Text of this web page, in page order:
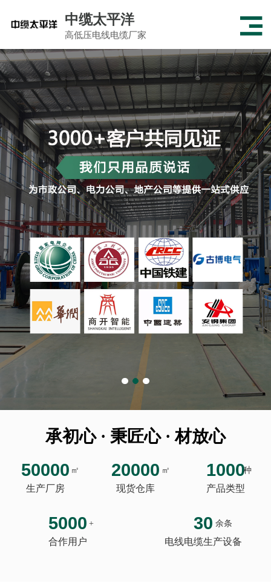
中缆太平洋
高低压电线电缆厂家
承初心 · 秉匠心 · 材放心
50000 ㎡
生产厂房
20000 ㎡
现货仓库
1000种
产品类型
5000 +
合作用户
30 余条
电线电缆生产设备